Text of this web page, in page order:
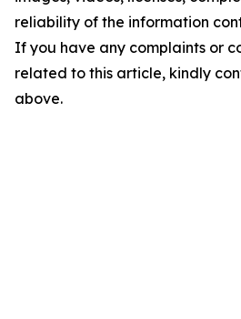
reliability of the information
If you have any complaints or
related to this article, kindly
above.